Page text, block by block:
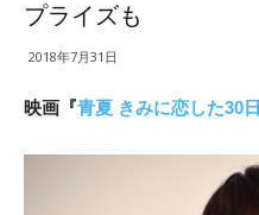
プライズも
2018年7月31日
映画『青夏 きみに恋した30日